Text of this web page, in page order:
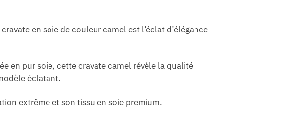
en soie de couleur camel est l’éclat d’élégance
en pur soie, cette cravate camel révèle la qualité
éclatant.
extrême et son tissu en soie premium.